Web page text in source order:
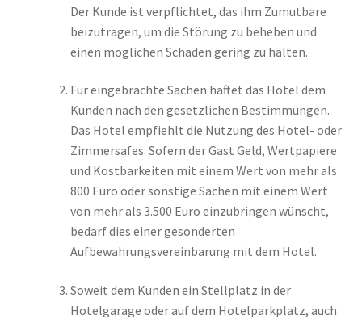
Der Kunde ist verpflichtet, das ihm Zumutbare
beizutragen, um die Störung zu beheben und
einen möglichen Schaden gering zu halten.
Für eingebrachte Sachen haftet das Hotel dem
Kunden nach den gesetzlichen Bestimmungen.
Das Hotel empfiehlt die Nutzung des Hotel- oder
Zimmersafes. Sofern der Gast Geld, Wertpapiere
und Kostbarkeiten mit einem Wert von mehr als
800 Euro oder sonstige Sachen mit einem Wert
von mehr als 3.500 Euro einzubringen wünscht,
bedarf dies einer gesonderten
Aufbewahrungsvereinbarung mit dem Hotel.
Soweit dem Kunden ein Stellplatz in der
Hotelgarage oder auf dem Hotelparkplatz, auch